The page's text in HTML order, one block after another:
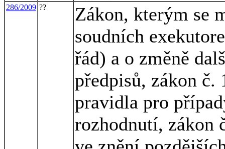
286/2009 ??
Zákon, kterým se
soudních
řád) a o změně
předpisů, zákon č.
pravidla pro
rozhodnutí, zákon